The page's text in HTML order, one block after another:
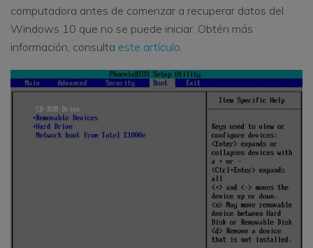
computadora antes de comenzar a recuperar datos del
Windows 10 que no se puede iniciar. Obtén más
información, consulta este artículo